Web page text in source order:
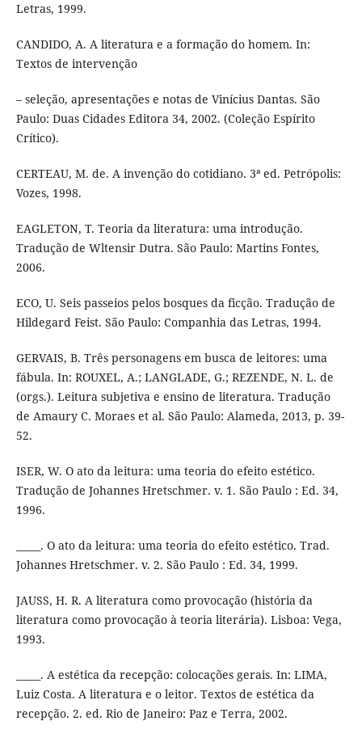
Letras, 1999.
CANDIDO, A. A literatura e a formação do homem. In:
Textos de intervenção
– seleção, apresentações e notas de Vinícius Dantas. São
Paulo: Duas Cidades Editora 34, 2002. (Coleção Espírito
Crítico).
CERTEAU, M. de. A invenção do cotidiano. 3ª ed. Petrópolis:
Vozes, 1998.
EAGLETON, T. Teoria da literatura: uma introdução.
Tradução de Wltensir Dutra. São Paulo: Martins Fontes,
2006.
ECO, U. Seis passeios pelos bosques da ficção. Tradução de
Hildegard Feist. São Paulo: Companhia das Letras, 1994.
GERVAIS, B. Três personagens em busca de leitores: uma
fábula. In: ROUXEL, A.; LANGLADE, G.; REZENDE, N. L. de
(orgs.). Leitura subjetiva e ensino de literatura. Tradução
de Amaury C. Moraes et al. São Paulo: Alameda, 2013, p. 39-
52.
ISER, W. O ato da leitura: uma teoria do efeito estético.
Tradução de Johannes Hretschmer. v. 1. São Paulo : Ed. 34,
1996.
_____. O ato da leitura: uma teoria do efeito estético. Trad.
Johannes Hretschmer. v. 2. São Paulo : Ed. 34, 1999.
JAUSS, H. R. A literatura como provocação (história da
literatura como provocação à teoria literária). Lisboa: Vega,
1993.
_____. A estética da recepção: colocações gerais. In: LIMA,
Luiz Costa. A literatura e o leitor. Textos de estética da
recepção. 2. ed. Rio de Janeiro: Paz e Terra, 2002.